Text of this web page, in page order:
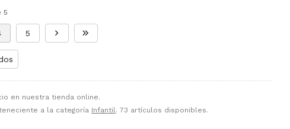
en nuestra tienda online.
a la categoría Infantil. 73 artículos disponibles.
5
5